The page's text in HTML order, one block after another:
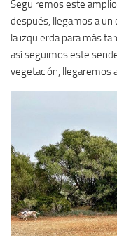
Seguiremos este
después, llegamos a un
la izquierda para más
así seguimos este
vegetación, llegaremos